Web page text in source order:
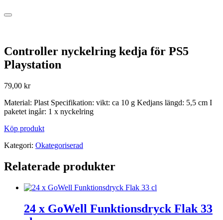
Controller nyckelring kedja för PS5
Playstation
79,00 kr
Material: Plast Specifikation: vikt: ca 10 g Kedjans längd: 5,5 cm I
paketet ingår: 1 x nyckelring
Köp produkt
Kategori: Okategoriserad
Relaterade produkter
24 x GoWell Funktionsdryck Flak 33